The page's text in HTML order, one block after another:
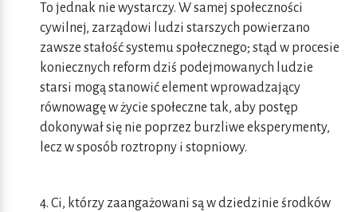
To jednak nie wystarczy. W samej społeczności
cywilnej, zarządowi ludzi starszych powierzano
zawsze stałość systemu społecznego; stąd w procesie
koniecznych reform dziś podejmowanych ludzie
starsi mogą stanowić element wprowadzający
równowagę w życie społeczne tak, aby postęp
dokonywał się nie poprzez burzliwe eksperymenty,
lecz w sposób roztropny i stopniowy.
4. Ci, którzy zaangażowani są w dziedzinie środków